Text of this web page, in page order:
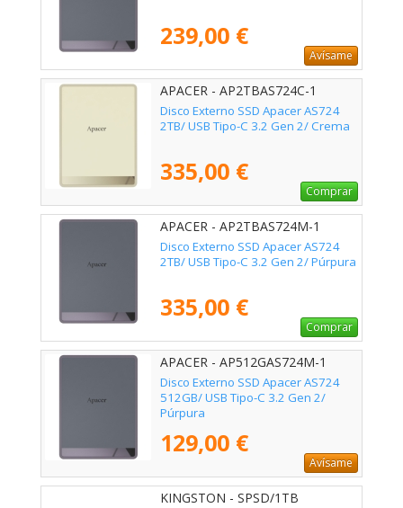
239,00 €
Avísame
APACER - AP2TBAS724C-1
Disco Externo SSD Apacer AS724
2TB/ USB Tipo-C 3.2 Gen 2/ Crema
335,00 €
Comprar
APACER - AP2TBAS724M-1
Disco Externo SSD Apacer AS724
2TB/ USB Tipo-C 3.2 Gen 2/ Púrpura
335,00 €
Comprar
APACER - AP512GAS724M-1
Disco Externo SSD Apacer AS724
512GB/ USB Tipo-C 3.2 Gen 2/
Púrpura
129,00 €
Avísame
KINGSTON - SPSD/1TB